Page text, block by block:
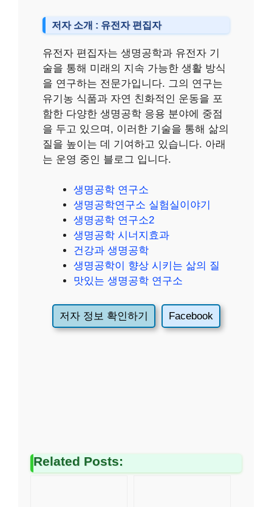
저자 소개 : 유전자 편집자
유전자 편집자는 생명공학과 유전자 기
술을 통해 미래의 지속 가능한 생활 방식
을 연구하는 전문가입니다. 그의 연구는
유기농 식품과 자연 친화적인 운동을 포
함한 다양한 생명공학 응용 분야에 중점
을 두고 있으며, 이러한 기술을 통해 삶의
질을 높이는 데 기여하고 있습니다. 아래
는 운영 중인 블로그 입니다.
생명공학 연구소
생명공학연구소 실험실이야기
생명공학 연구소2
생명공학 시너지효과
건강과 생명공학
생명공학이 향상 시키는 삶의 질
맛있는 생명공학 연구소
저자 정보 확인하기 Facebook
Related Posts: